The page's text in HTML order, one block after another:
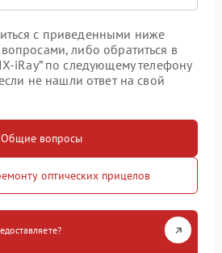
с приведенными ниже
либо обратиться в
iRay” по следующему телефону
не нашли ответ на свой
Общие вопросы
оптических прицелов